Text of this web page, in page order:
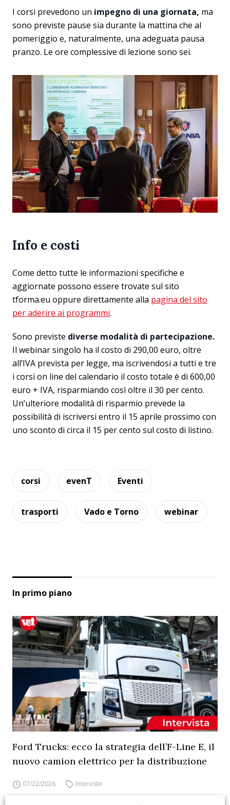
I corsi prevedono un impegno di una giornata, ma
sono previste pause sia durante la mattina che al
pomeriggio e, naturalmente, una adeguata pausa
pranzo. Le ore complessive di lezione sono sei.
Info e costi
Come detto tutte le informazioni specifiche e
aggiornate possono essere trovate sul sito
tforma.eu oppure direttamente alla pagina del sito
per aderire ai programmi.
Sono previste diverse modalità di partecipazione.
Il webinar singolo ha il costo di 290,00 euro, oltre
all’IVA prevista per legge, ma iscrivendosi a tutti e tre
i corsi on line del calendario il costo totale è di 600,00
euro + IVA, risparmiando così oltre il 30 per cento.
Un’ulteriore modalità di risparmio prevede la
possibilità di iscriversi entro il 15 aprile prossimo con
uno sconto di circa il 15 per cento sul costo di listino.
corsi evenT Eventi
trasporti Vado e Torno webinar
In primo piano
Ford Trucks: ecco la strategia dell’F-Line E, il
nuovo camion elettrico per la distribuzione
07/22/2026 Interviste